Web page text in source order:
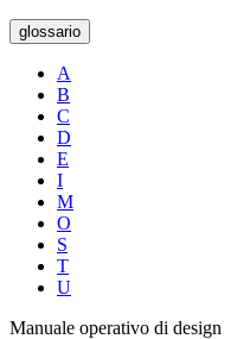
glossario
A
B
C
D
E
I
M
O
S
T
U
Manuale operativo di design